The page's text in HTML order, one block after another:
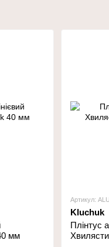
мм
Артикул:
Kluchuk
Плінтус